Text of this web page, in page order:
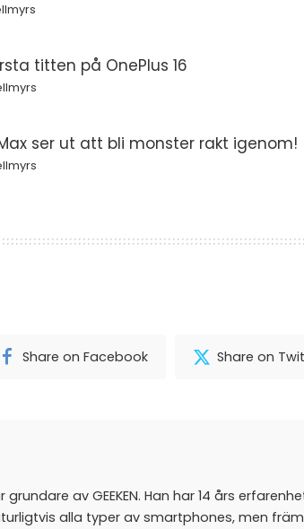
titten på OnePlus 16
ser ut att bli monster rakt igenom!
Share on Facebook Share on
grundare av GEEKEN. Han har 14 års
alla typer av smartphones, men